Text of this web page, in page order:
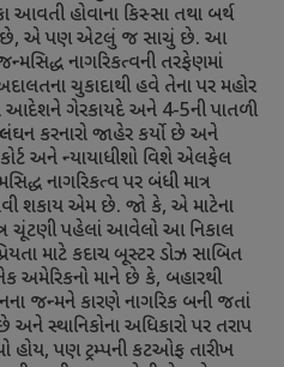
હોવાના કિસ્સા તથા બર્થ
, એ પણ એટલું જ સાચું છે. આ
નાગરિકત્વની તરફેણમાં
ચુકાદાથી હવે તેના પર મહોર
આદેશને ગેરકાયદે અને 4-5ની પાતળી
કરનારો જાહેર કર્યો છે અને
કોર્ટ અને ન્યાયાધીશો વિશે એલફેલ
નાગરિકત્વ પર બંધી માત્ર
શકાય એમ છે. જો કે, એ માટેના
ચૂંટણી પહેલાં આવેલો આ નિકાલ
માટે કદાચ બૂસ્ટર ડોઝ સાબિત
અમેરિકનો માને છે કે, બહારથી
જન્મને કારણે નાગરિક બની જતાં
અને સ્થાનિકોના અધિકારો પર તરાપ
હોય,પણ ટ્રમ્પની કટઓફ તારીખ